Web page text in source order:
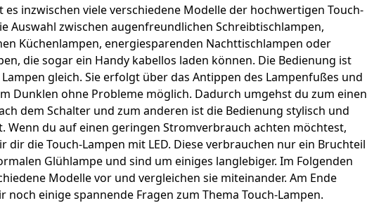
inzwischen viele verschiedene Modelle der hochwertigen Touch-
Auswahl zwischen augenfreundlichen Schreibtischlampen,
Küchenlampen, energiesparenden Nachttischlampen oder
die sogar ein Handy kabellos laden können. Die Bedienung ist
gleich. Sie erfolgt über das Antippen des Lampenfußes und
Dunklen ohne Probleme möglich. Dadurch umgehst du zum einen
dem Schalter und zum anderen ist die Bedienung stylisch und
Wenn du auf einen geringen Stromverbrauch achten möchtest,
dir die Touch-Lampen mit LED. Diese verbrauchen nur ein Bruchteil
Glühlampe und sind um einiges langlebiger. Im Folgenden
Modelle vor und vergleichen sie miteinander. Am Ende
einige spannende Fragen zum Thema Touch-Lampen.